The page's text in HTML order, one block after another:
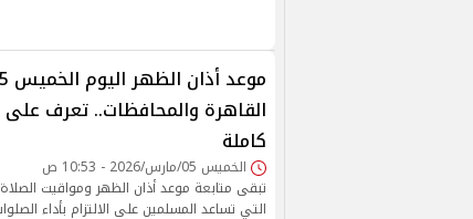
القاهرة والمحافظات.. تعرف على
كاملة
الخميس 05/مارس/2026 - 10:53 ص
تبقى متابعة موعد أذان الظهر ومواقيت
التي تساعد المسلمين على الالتزام بأداء